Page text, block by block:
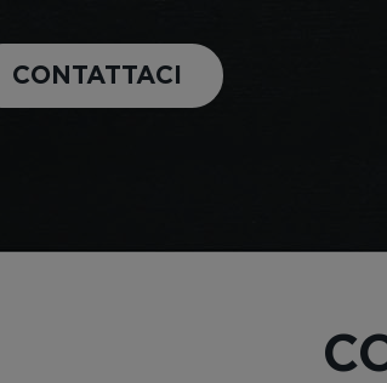
CONTATTACI